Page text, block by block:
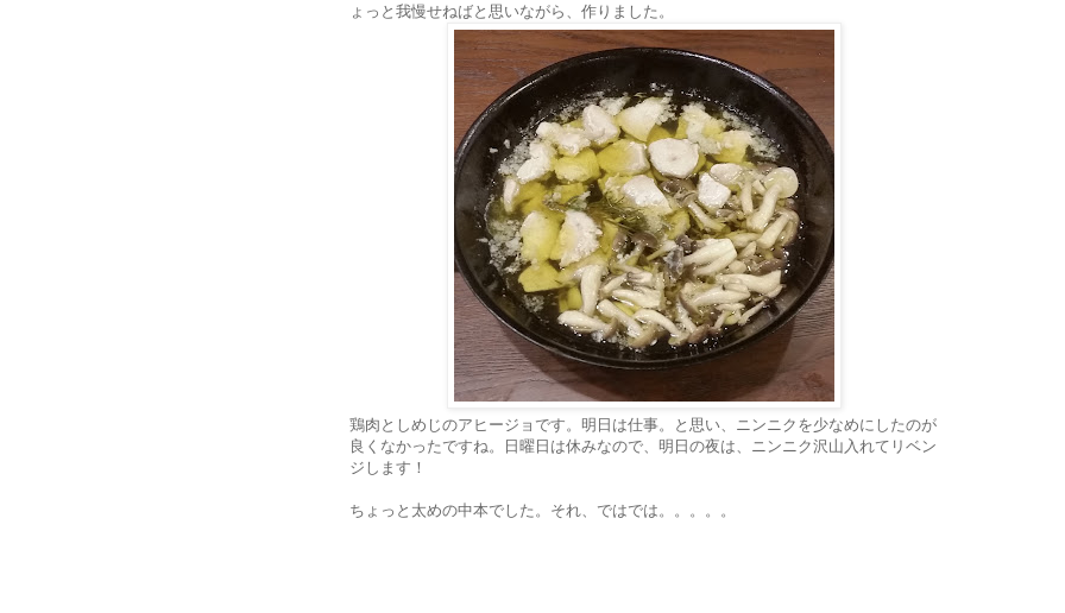
ょっと我慢せねばと思いながら、作りました。
鶏肉としめじのアヒージョです。明日は仕事。と思い、ニンニクを少なめにしたのが
良くなかったですね。日曜日は休みなので、明日の夜は、ニンニク沢山入れてリベン
ジします！
ちょっと太めの中本でした。それ、ではでは。。。。。